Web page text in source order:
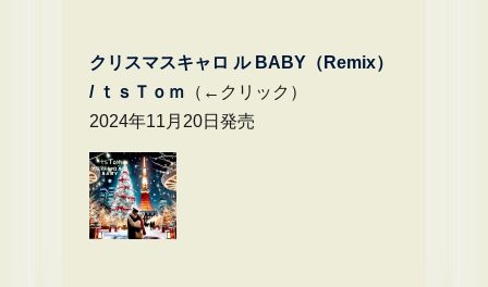
クリスマスキャロ ル BABY（Remix）
/ ｔｓＴｏｍ （←クリック）
2024年11月20日発売